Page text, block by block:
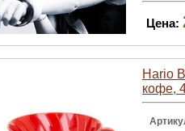
Цена:
Hario
кофе,